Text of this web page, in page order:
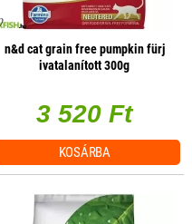
n&d cat grain free pumpkin fürj
ivatalanított 300g
3 520 Ft
KOSÁRBA